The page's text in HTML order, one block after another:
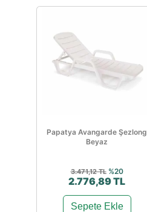
Papatya Avangarde Şezlong
Beyaz
3.471,12 TL %20
2.776,89 TL
Sepete Ekle